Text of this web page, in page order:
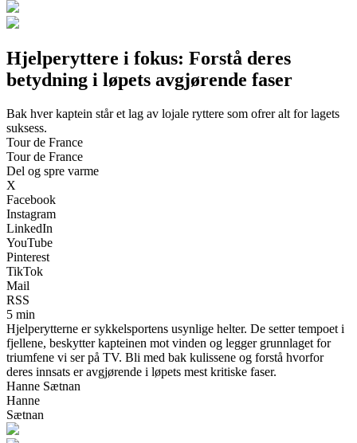
Hjelperyttere i fokus: Forstå deres
betydning i løpets avgjørende faser
Bak hver kaptein står et lag av lojale ryttere som ofrer alt for lagets
suksess.
Tour de France
Tour de France
Del og spre varme
X
Facebook
Instagram
LinkedIn
YouTube
Pinterest
TikTok
Mail
RSS
5 min
Hjelperytterne er sykkelsportens usynlige helter. De setter tempoet i
fjellene, beskytter kapteinen mot vinden og legger grunnlaget for
triumfene vi ser på TV. Bli med bak kulissene og forstå hvorfor
deres innsats er avgjørende i løpets mest kritiske faser.
Hanne Sætnan
Hanne
Sætnan